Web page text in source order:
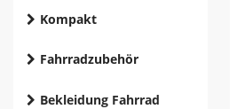
Kompakt
Fahrradzubehör
Bekleidung Fahrrad